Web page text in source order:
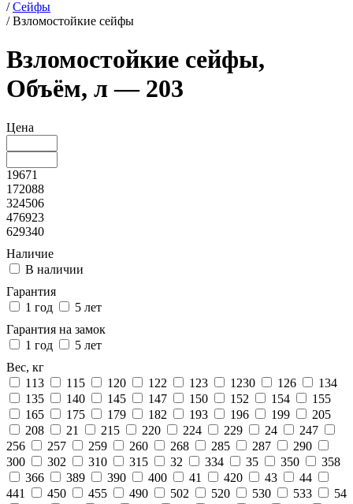
/ Сейфы
/ Взломостойкие сейфы
Взломостойкие сейфы,
Объём, л — 203
Цена
19671
172088
324506
476923
629340
Наличие
В наличии
Гарантия
1 год
5 лет
Гарантия на замок
1 год
5 лет
Вес, кг
113
115 120 122 123 1230 126
134
135
140 145 147 150 152 154
155
165
175 179 182 193 196 199
205
208
21 215 220 224 229 24
247
256
257 259 260 268 285 287
290
300
302 310 315 32 334 35 350
358
366
389 390 400 41 420 43
44
441
450 455 490 502 520 530 533
54